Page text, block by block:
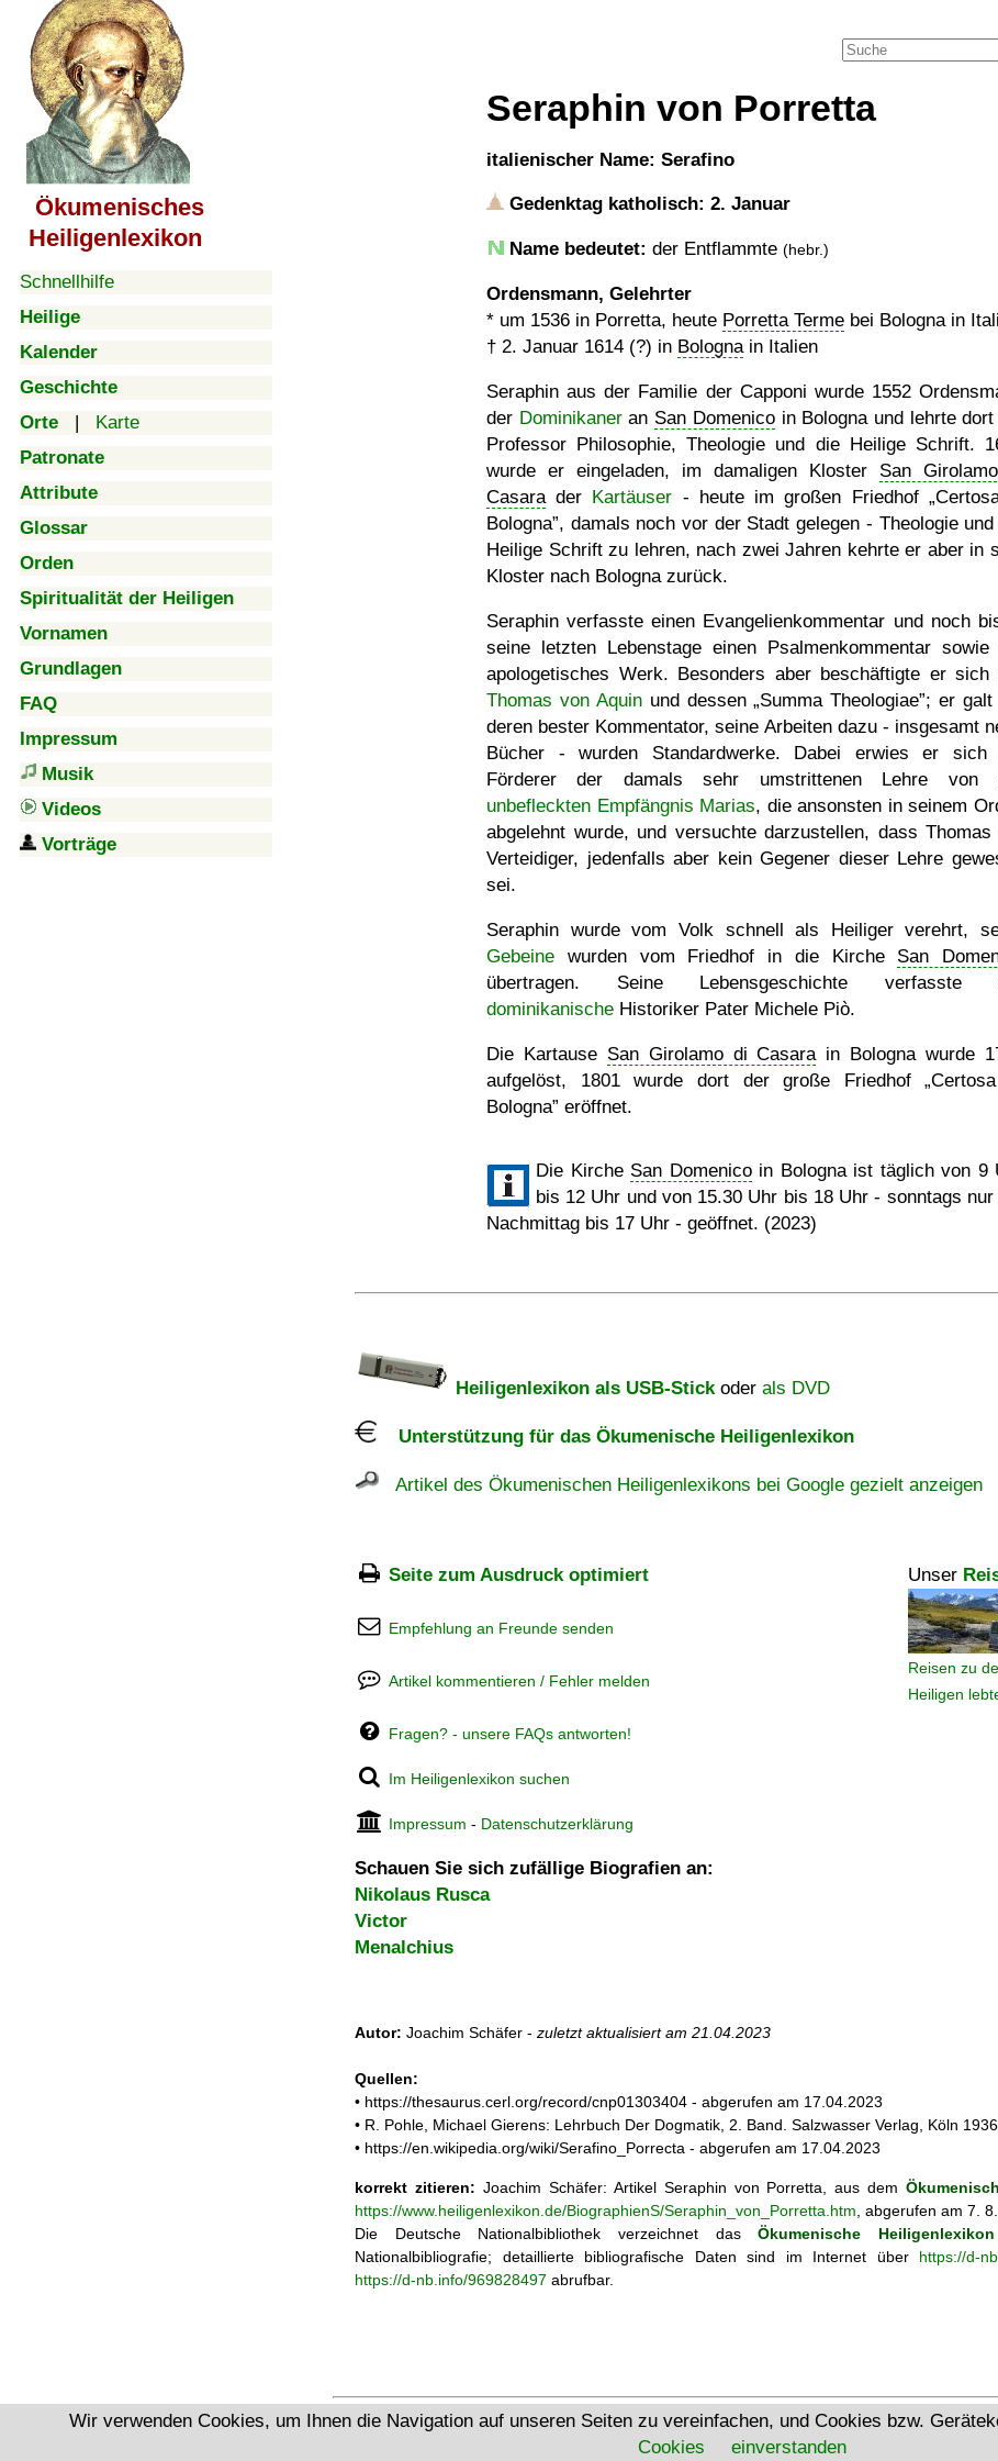
Ökumenisches
Heiligenlexikon
Schnellhilfe
Heilige
Kalender
Geschichte
Orte | Karte
Patronate
Attribute
Glossar
Orden
Spiritualität der Heiligen
Vornamen
Grundlagen
FAQ
Impressum
Musik
Videos
Vorträge
Seraphin von Porretta
italienischer Name: Serafino
Gedenktag katholisch: 2. Januar
Name bedeutet: der Entflammte (hebr.)
Ordensmann, Gelehrter
* um 1536 in Porretta, heute Porretta Terme bei Bologna in
† 2. Januar 1614 (?) in Bolognain Italien
Seraphin aus der Familie der Capponi wurde 1552
der Dominikaneran San Domenicoin Bologna und lehrte dort
Professor Philosophie, Theologie und die Heilige Schrift.
wurde er eingeladen, im damaligen Kloster San
Casarader Kartäuser - heute im großen Friedhof
Bologna , damals noch vor der Stadt gelegen - Theologie
Heilige Schrift zu lehren, nach zwei Jahren kehrte er aber in
Kloster nach Bologna zurück.
Seraphin verfasste einen Evangelienkommentar und noch
seine letzten Lebenstage einen Psalmenkommentar sowie
apologetisches Werk. Besonders aber beschäftigte er sich
Thomas von Aquinund dessen Summa Theologiae ; er galt
deren bester Kommentator, seine Arbeiten dazu - insgesamt
Bücher - wurden Standardwerke. Dabei erwies er sich
Förderer der damals sehr umstrittenen Lehre von
unbefleckten Empfängnis Marias, die ansonsten in seinem
abgelehnt wurde, und versuchte darzustellen, dass Thomas
Verteidiger, jedenfalls aber kein Gegener dieser Lehre
sei.
Seraphin wurde vom Volk schnell als Heiliger verehrt,
Gebeine wurden vom Friedhof in die Kirche San
übertragen. Seine Lebensgeschichte verfasste
dominikanische Historiker Pater Michele Piò.
Die Kartause San Girolamo di Casarain Bologna wurde
aufgelöst, 1801 wurde dort der große Friedhof
Bologna eröffnet.
Die Kirche San Domenicoin Bologna ist täglich von 9
bis 12 Uhr und von 15.30 Uhr bis 18 Uhr - sonntags nur
Nachmittag bis 17 Uhr - geöffnet. (2023)
Heiligenlexikon als USB-Stickoder als DVD
Unterstützung für das Ökumenische Heiligenlexikon
Artikel des Ökumenischen Heiligenlexikons bei Google gezielt anzeigen
Seite zum Ausdruck optimiert Unser
Reisen zu
Heiligen
Empfehlung an Freunde senden
Artikel kommentieren / Fehler melden
Fragen? - unsere FAQs antworten!
Im Heiligenlexikon suchen
Impressum - Datenschutzerklärung
Schauen Sie sich zufällige Biografien an:
Nikolaus Rusca
Victor
Menalchius
Autor: Joachim Schäfer - zuletzt aktualisiert am 21.04.2023
Quellen:
• https://thesaurus.cerl.org/record/cnp01303404 - abgerufen am 17.04.2023
• R. Pohle, Michael Gierens: Lehrbuch Der Dogmatik, 2. Band. Salzwasser Verlag, Köln 1936
• https://en.wikipedia.org/wiki/Serafino_Porrecta - abgerufen am 17.04.2023
korrekt zitieren: Joachim Schäfer: Artikel Seraphin von Porretta, aus dem
https://www.heiligenlexikon.de/BiographienS/Seraphin_von_Porretta.htm , abgerufen am 7.
Die Deutsche Nationalbibliothek verzeichnet dasÖkumenische Heiligenlexikon
Nationalbibliografie; detaillierte bibliografische Daten sind im Internet über https://d-
https://d-nb.info/969828497 abrufbar.
Ökumenisches Heiligenlexikon
Wir verwenden Cookies, um Ihnen die Navigation auf unseren Seiten zu vereinfachen, und Cookies bzw.
Cookies
einverstanden